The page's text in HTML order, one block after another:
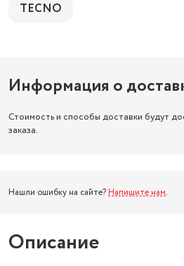
TECNO
Информация о
Стоимость и способы доставки будут
заказа.
Нашли ошибку на сайте? Напишите нам.
Описание